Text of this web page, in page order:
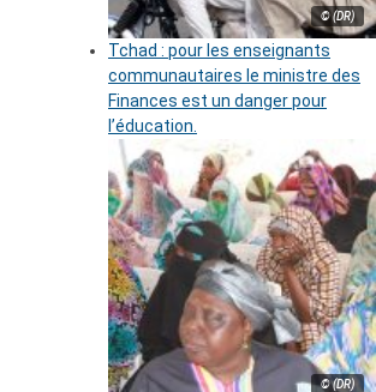
© (DR)
Tchad : pour les enseignants
communautaires le ministre des
Finances est un danger pour
l’éducation.
© (DR)